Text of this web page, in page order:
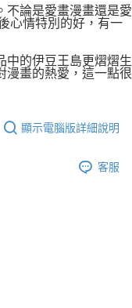
不論是愛畫漫畫還是愛
心情特別的好，有一
中的伊豆王島更熠熠生
漫畫的熱愛，這一點很
顯示電腦版詳細說明
客服